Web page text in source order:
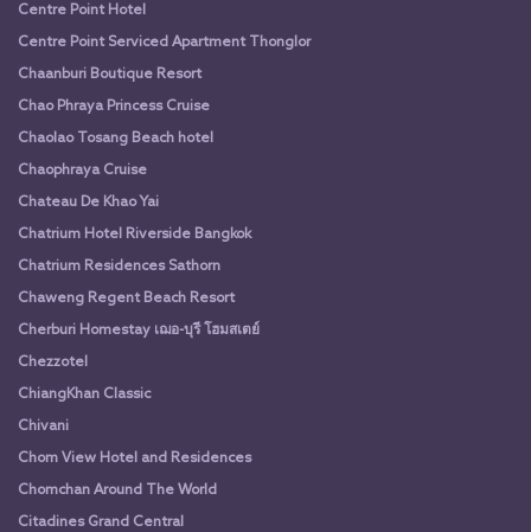
Centre Point Hotel
Centre Point Serviced Apartment Thonglor
Chaanburi Boutique Resort
Chao Phraya Princess Cruise
Chaolao Tosang Beach hotel
Chaophraya Cruise
Chateau De Khao Yai
Chatrium Hotel Riverside Bangkok
Chatrium Residences Sathorn
Chaweng Regent Beach Resort
Cherburi Homestay เฌอ-บุรี โฮมสเตย์
Chezzotel
ChiangKhan Classic
Chivani
Chom View Hotel and Residences
Chomchan Around The World
Citadines Grand Central